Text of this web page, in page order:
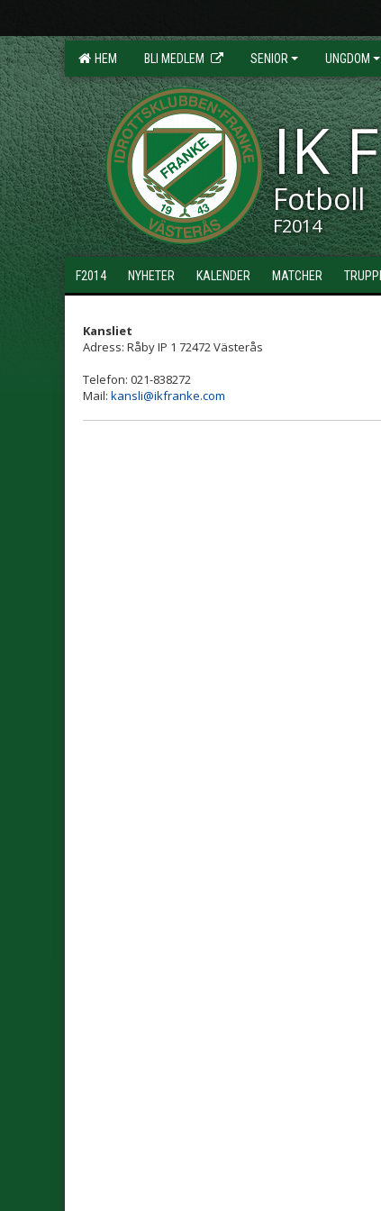
HEM BLI MEDLEM SENIOR UNGDOM
IK
Fotboll
F2014
F2014 NYHETER KALENDER MATCHER
Kansliet
Adress: Råby IP 1 72472 Västerås
Telefon: 021-838272
Mail: kansli@ikfranke.com